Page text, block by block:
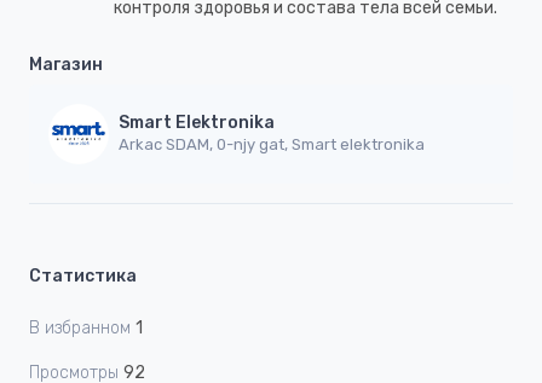
контроля здоровья и состава тела всей семьи.
Магазин
Smart Elektronika
Arkac SDAM, 0-njy gat, Smart elektronika
Статистика
В избранном 1
Просмотры 92